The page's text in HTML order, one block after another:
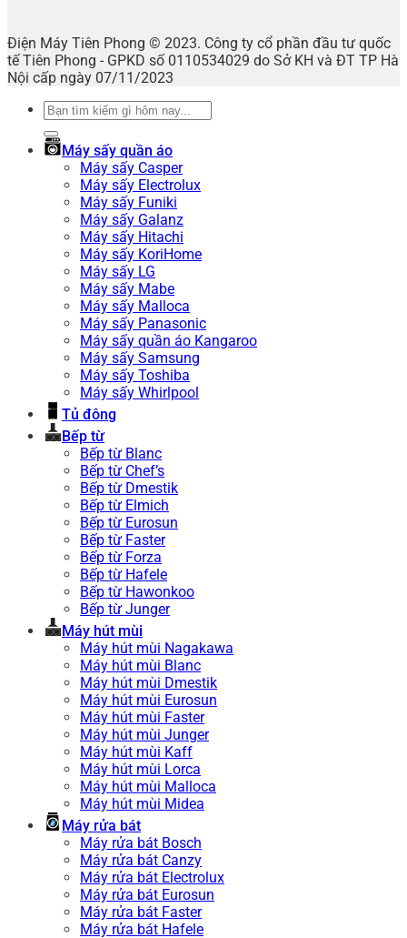
Điện Máy Tiên Phong © 2023. Công ty cổ phần đầu tư quốc
tế Tiên Phong - GPKD số 0110534029 do Sở KH và ĐT TP Hà
Nội cấp ngày 07/11/2023
Tìm
Máy sấy quần áo
Máy sấy Casper
Máy sấy Electrolux
Máy sấy Funiki
Máy sấy Galanz
Máy sấy Hitachi
Máy sấy KoriHome
Máy sấy LG
Máy sấy Mabe
Máy sấy Malloca
Máy sấy Panasonic
Máy sấy quần áo Kangaroo
Máy sấy Samsung
Máy sấy Toshiba
Máy sấy Whirlpool
Tủ đông
Bếp từ
Bếp từ Blanc
Bếp từ Chef’s
Bếp từ Dmestik
Bếp từ Elmich
Bếp từ Eurosun
Bếp từ Faster
Bếp từ Forza
Bếp từ Hafele
Bếp từ Hawonkoo
Bếp từ Junger
Máy hút mùi
Máy hút mùi Nagakawa
Máy hút mùi Blanc
Máy hút mùi Dmestik
Máy hút mùi Eurosun
Máy hút mùi Faster
Máy hút mùi Junger
Máy hút mùi Kaff
Máy hút mùi Lorca
Máy hút mùi Malloca
Máy hút mùi Midea
Máy rửa bát
Máy rửa bát Bosch
Máy rửa bát Canzy
Máy rửa bát Electrolux
Máy rửa bát Eurosun
Máy rửa bát Faster
Máy rửa bát Hafele